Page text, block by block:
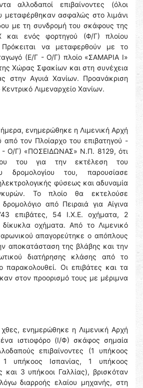
αλλοδαποί επιβαίνοντες (όλοι
μεταφέρθηκαν ασφαλώς στο λιμάνι
με τη συνδρομή του σκάφους της
και ενός φορτηγού (Φ/Γ) πλοίου
να μεταφερθούν με το
(Ε/Γ - Ο/Γ) πλοίο «ΣΑΜΑΡΙΑ Ι»
Χώρας Σφακίων και στη συνέχεια
στην Αγυιά Χανίων. Προανάκριση
Κεντρικό Λιμεναρχείο Χανίων.
ενημερώθηκε η Λιμενική Αρχή
από τον Πλοίαρχο του επιβατηγού -
- Ο/Γ) «ΠΟΣΕΙΔΩΝΑΣ» Ν.Π. 8129, ότι
του για την εκτέλεση του
δρομολογίου του, παρουσίασε
φύσεως και αδυναμία
Το πλοίο θα εκτελούσε
από Πειραιά για Αίγινα
επιβάτες, 54 Ι.Χ.Ε. οχήματα, 2
οχήματα. Από το Λιμενικό
απαγορεύτηκε ο απόπλους
αποκατάσταση της βλάβης και την
διατήρησης κλάσης από το
παρακολουθεί. Οι επιβάτες και τα
στον προορισμό τους με μέριμνα
ενημερώθηκε η Λιμενική Αρχή
ιστιοφόρο (Ι/Φ) σκάφος σημαία
επιβαίνοντες (1 υπήκοος
υπήκοος Ισπανίας, 1 υπήκοος
και 3 υπήκοοι Γαλλίας), βρισκόταν
διαρροής ελαίου μηχανής, στη